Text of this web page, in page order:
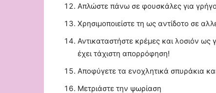
Απλώστε πάνω σε φουσκάλες για
Χρησιμοποιείστε τη ως αντίδοτο σε
Αντικαταστήστε κρέμες και λοσιόν
έχει τάχιστη απορρόφηση!
Αποφύγετε τα ενοχλητικά σπυράκια
Μετριάστε την ψωρίαση